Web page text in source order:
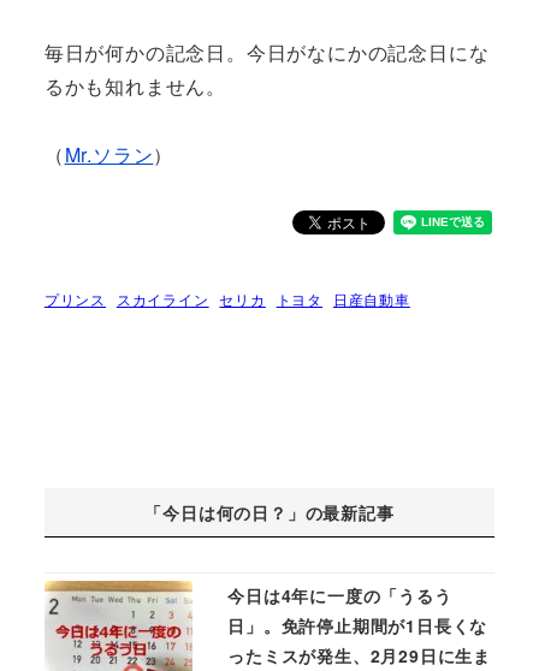
毎日が何かの記念日。今日がなにかの記念日にな
るかも知れません。
（Mr.ソラン）
プリンス スカイライン セリカ トヨタ 日産自動車
「今日は何の日？」の最新記事
今日は4年に一度の「うるう
日」。免許停止期間が1日長くな
ったミスが発生、2月29日に生ま